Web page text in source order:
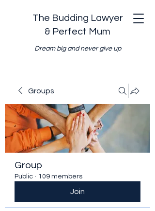
The Budding Lawyer
& Perfect Mum
Dream big and never give up
Groups
Group
Public · 109 members
Join